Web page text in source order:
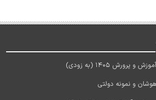
1405 (به زودی)
و نمونه دولتی